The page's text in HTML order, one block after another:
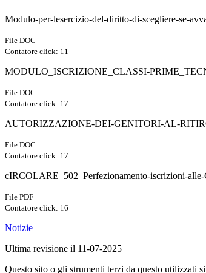
Modulo-per-lesercizio-del-diritto-di-scegliere-se-
File DOC
Contatore click: 11
MODULO_ISCRIZIONE_CLASSI-
File DOC
Contatore click: 17
AUTORIZZAZIONE-DEI-GENITORI-AL-
File DOC
Contatore click: 17
cIRCOLARE_502_Perfezionamento-iscrizioni-
File PDF
Contatore click: 16
Notizie
Ultima revisione il 11-07-2025
Questo sito o gli strumenti terzi da questo utilizzati